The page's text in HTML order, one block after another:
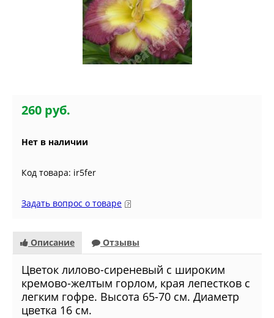
260 руб.
Нет в наличии
Код товара: ir5fer
Задать вопрос о товаре
Описание Отзывы
Цветок лилово-сиреневый с широким
кремово-желтым горлом, края лепестков с
легким гофре. Высота 65-70 см. Диаметр
цветка 16 см.